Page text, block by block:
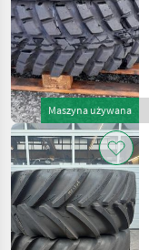
Maszyna używana